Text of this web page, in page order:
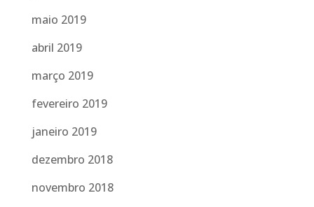
maio 2019
abril 2019
março 2019
fevereiro 2019
janeiro 2019
dezembro 2018
novembro 2018